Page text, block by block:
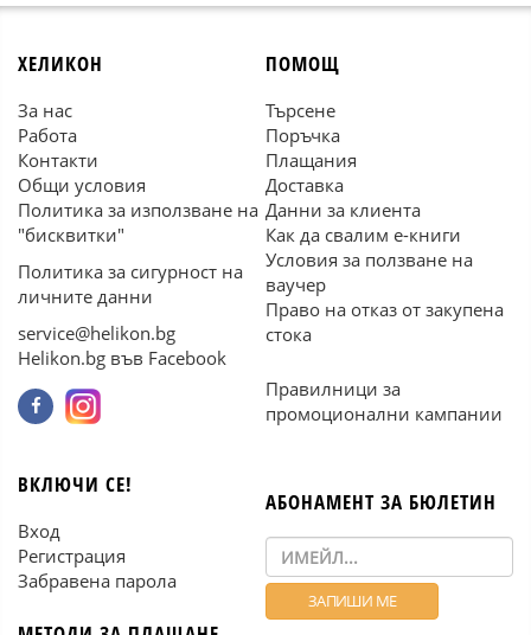
ХЕЛИКОН
За нас
Работа
Контакти
Общи условия
Политика за използване на
"бисквитки"
Политика за сигурност на
личните данни
service@helikon.bg
Helikon.bg във Facebook
ПОМОЩ
Търсене
Поръчка
Плащания
Доставка
Данни за клиента
Как да свалим е-книги
Условия за ползване на
ваучер
Право на отказ от закупена
стока
Правилници за
промоционални кампании
ВКЛЮЧИ СЕ!
Вход
Регистрация
Забравена парола
АБОНАМЕНТ ЗА БЮЛЕТИН